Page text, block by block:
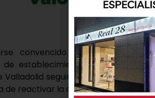
convencido del éxito de la
de establecimientos, ha insistido
Valladolid seguimos apostando
de reactivar la actividad económica